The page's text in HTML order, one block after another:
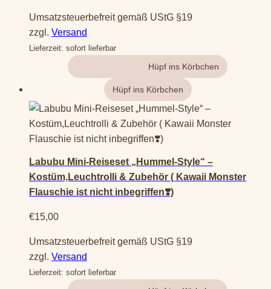
Umsatzsteuerbefreit gemäß UStG §19
zzgl. Versand
Lieferzeit: sofort lieferbar
Labubu Mini-Reiseset „Hummel-Style“ –
Kostüm,Leuchtrolli & Zubehör ( Kawaii Monster
Flauschie ist nicht inbegriffen❣️)
€15,00
Umsatzsteuerbefreit gemäß UStG §19
zzgl. Versand
Lieferzeit: sofort lieferbar